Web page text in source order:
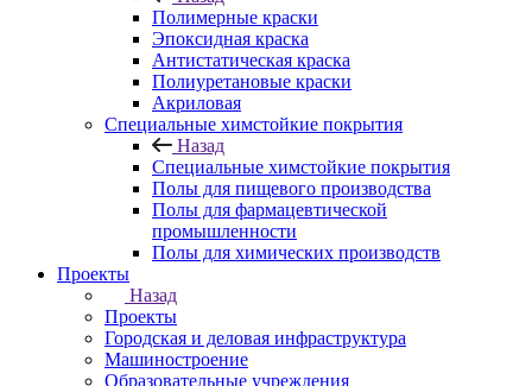
Полимерные краски
Эпоксидная краска
Антистатическая краска
Полиуретановые краски
Акриловая
Специальные химстойкие покрытия
Назад
Специальные химстойкие покрытия
Полы для пищевого производства
Полы для фармацевтической
промышленности
Полы для химических производств
Проекты
Назад
Проекты
Городская и деловая инфраструктура
Машиностроение
Образовательные учреждения